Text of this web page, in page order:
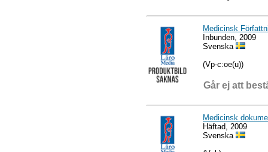
Medicinsk
Inbunden, 2009
Svenska
(Vp-c:oe(u))
Går ej att
Medicinsk
Häftad, 2009
Svenska